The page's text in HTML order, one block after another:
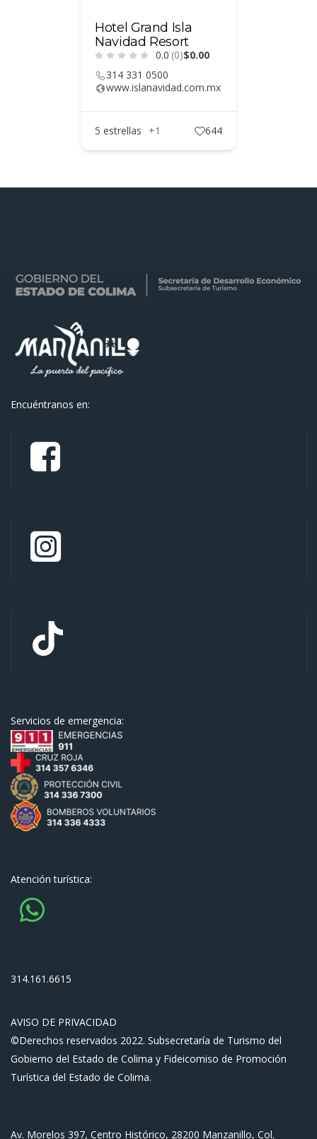
Hotel Grand Isla
Navidad Resort
0.0 (0)$0.00
314 331 0500
www.islanavidad.com.mx
5 estrellas +1 644
Encuéntranos en:
Servicios de emergencia:
Atención turística:
314.161.6615
AVISO DE PRIVACIDAD
©Derechos reservados 2022. Subsecretaría de Turismo del
Gobierno del Estado de Colima y Fideicomiso de Promoción
Turística del Estado de Colima.
Av. Morelos 397, Centro Histórico, 28200 Manzanillo, Col.